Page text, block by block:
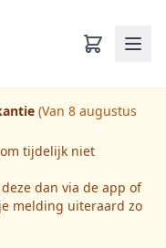
(Van 8 augustus
tijdelijk niet
dan via de app of
melding uiteraard zo